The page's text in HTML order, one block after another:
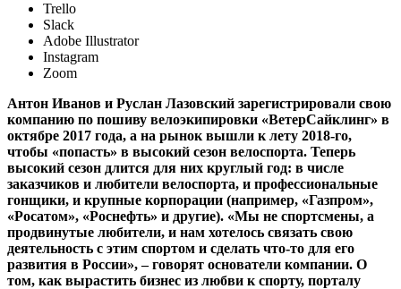
Trello
Slack
Adobe Illustrator
Instagram
Zoom
Антон Иванов и Руслан Лазовский зарегистрировали свою
компанию по пошиву велоэкипировки «ВетерСайклинг» в
октябре 2017 года, а на рынок вышли к лету 2018-го,
чтобы «попасть» в высокий сезон велоспорта. Теперь
высокий сезон длится для них круглый год: в числе
заказчиков и любители велоспорта, и профессиональные
гонщики, и крупные корпорации (например, «Газпром»,
«Росатом», «Роснефть» и другие). «Мы не спортсмены, а
продвинутые любители, и нам хотелось связать свою
деятельность с этим спортом и сделать что-то для его
развития в России», – говорят основатели компании. О
том, как вырастить бизнес из любви к спорту, порталу